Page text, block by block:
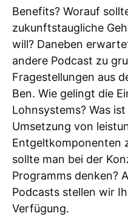
Benefits? Worauf
zukunftstaugliche
will? Daneben
andere Podcast zu
Fragestellungen aus
Ben. Wie gelingt die
Lohnsystems? Was
Umsetzung von
Entgeltkomponenten
sollte man bei der
Programms denken?
Podcasts stellen wir
Verfügung.